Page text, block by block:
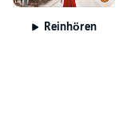
Reinhören